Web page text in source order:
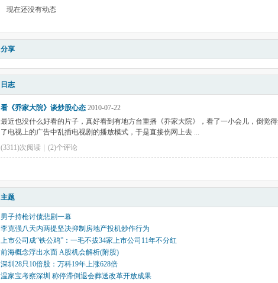
现在还没有动态
分享
日志
看《乔家大院》谈炒股心态 2010-07-22
最近也没什么好看的片子，真好看到有地方台重播《乔家大院》，看了一小会儿，倒觉
了电视上的广告中乱插电视剧的播放模式，于是直接伤网上去 ...
(3311)次阅读
(2)个评论
主题
男子持枪讨债悲剧一幕
李克强八天内两提坚决抑制房地产投机炒作行为
上市公司成“铁公鸡”：一毛不拔34家上市公司11年不分红
前海概念浮出水面 A股机会解析(附股)
深圳28只10倍股：万科19年上涨628倍
温家宝考察深圳 称停滞倒退会葬送改革开放成果